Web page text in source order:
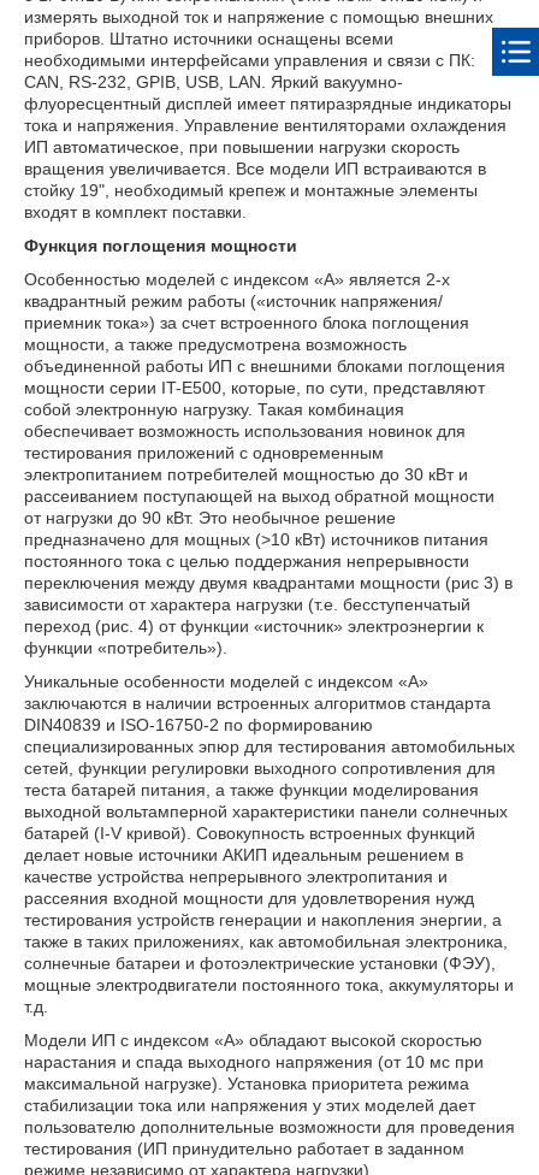
измерять выходной ток и напряжение с помощью внешних
приборов. Штатно источники оснащены всеми
необходимыми интерфейсами управления и связи с ПК:
CAN, RS-232, GPIB, USB, LAN. Яркий вакуумно-
флуоресцентный дисплей имеет пятиразрядные индикаторы
тока и напряжения. Управление вентиляторами охлаждения
ИП автоматическое, при повышении нагрузки скорость
вращения увеличивается. Все модели ИП встраиваются в
стойку 19", необходимый крепеж и монтажные элементы
входят в комплект поставки.
Функция поглощения мощности
Особенностью моделей с индексом «А» является 2-х
квадрантный режим работы («источник напряжения/
приемник тока») за счет встроенного блока поглощения
мощности, а также предусмотрена возможность
объединенной работы ИП с внешними блоками поглощения
мощности серии IT-E500, которые, по сути, представляют
собой электронную нагрузку. Такая комбинация
обеспечивает возможность использования новинок для
тестирования приложений с одновременным
электропитанием потребителей мощностью до 30 кВт и
рассеиванием поступающей на выход обратной мощности
от нагрузки до 90 кВт. Это необычное решение
предназначено для мощных (>10 кВт) источников питания
постоянного тока с целью поддержания непрерывности
переключения между двумя квадрантами мощности (рис 3) в
зависимости от характера нагрузки (т.е. бесступенчатый
переход (рис. 4) от функции «источник» электроэнергии к
функции «потребитель»).
Уникальные особенности моделей с индексом «А»
заключаются в наличии встроенных алгоритмов стандарта
DIN40839 и ISO-16750-2 по формированию
специализированных эпюр для тестирования автомобильных
сетей, функции регулировки выходного сопротивления для
теста батарей питания, а также функции моделирования
выходной вольтамперной характеристики панели солнечных
батарей (I-V кривой). Совокупность встроенных функций
делает новые источники АКИП идеальным решением в
качестве устройства непрерывного электропитания и
рассеяния входной мощности для удовлетворения нужд
тестирования устройств генерации и накопления энергии, а
также в таких приложениях, как автомобильная электроника,
солнечные батареи и фотоэлектрические установки (ФЭУ),
мощные электродвигатели постоянного тока, аккумуляторы и
т.д.
Модели ИП с индексом «А» обладают высокой скоростью
нарастания и спада выходного напряжения (от 10 мс при
максимальной нагрузке). Установка приоритета режима
стабилизации тока или напряжения у этих моделей дает
пользователю дополнительные возможности для проведения
тестирования (ИП принудительно работает в заданном
режиме независимо от характера нагрузки).